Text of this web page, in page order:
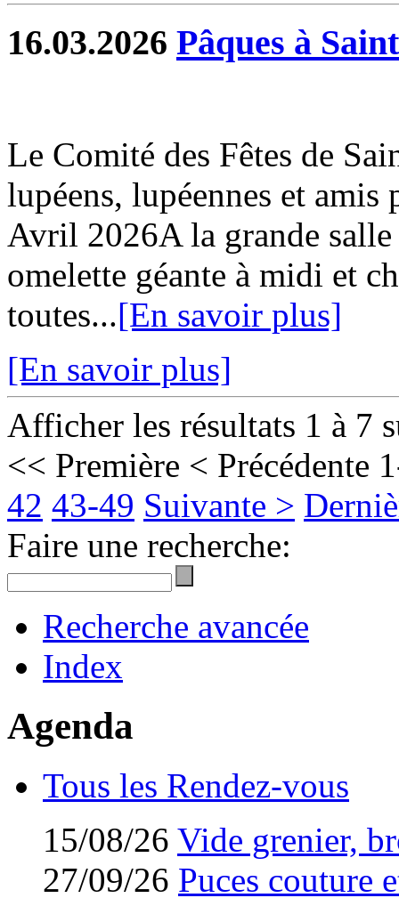
16.03.2026 Pâques à
Le Comité des Fêtes de
lupéens, lupéennes et
Avril 2026A la grande
omelette géante à midi et
toutes...[En savoir plus]
[En savoir plus]
Afficher les résultats 1 à 7
<< Première < Précédente
42 43-49 Suivante >
Faire une recherche:
Recherche avancée
Index
Agenda
Tous les Rendez-vous
15/08/26 Vide grenier,
27/09/26 Puces couture